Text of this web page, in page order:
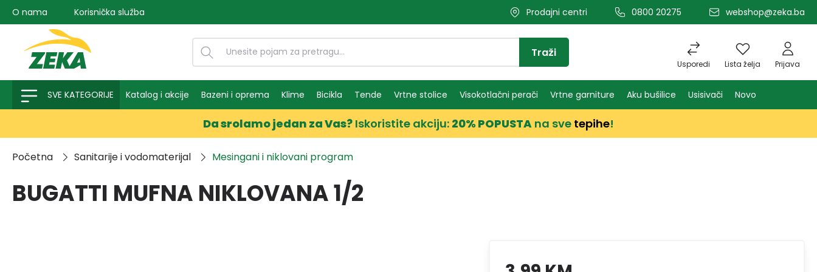
pretragu Preskoči na glavnu navigaciju
O nama Korisnička služba Prodajni centri 0800 20275 webshop@zeka.ba
Usporedi Lista želja Prijava
Traži
SVE KATEGORIJE Katalog i akcije Bazeni i oprema Klime Bicikla Tende Vrtne stolice Visokotlačni perači Vrtne garniture Aku bušilice Usisivači Novo
Da srolamo jedan za Vas? Iskoristite akciju: 20% POPUSTA na sve tepihe!
Početna Sanitarije i vodomaterijal Mesingani i niklovani program
BUGATTI MUFNA NIKLOVANA 1/2